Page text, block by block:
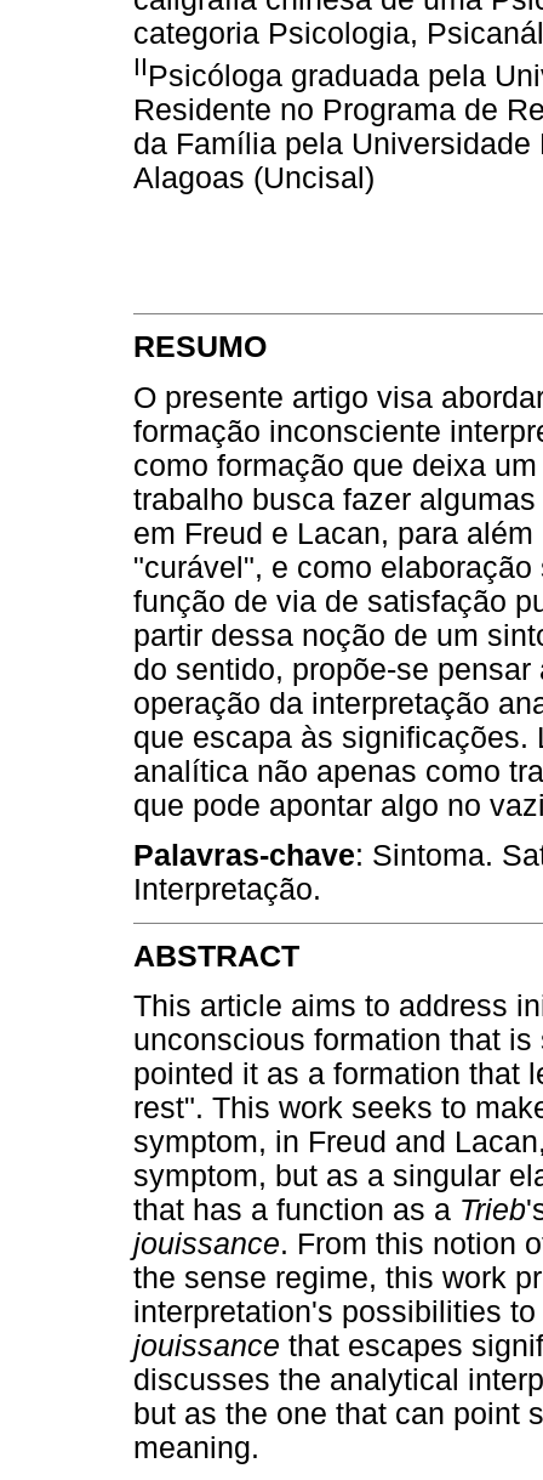
categoria Psicologia,
IIPsicóloga graduada pela
Residente no Programa de
da Família pela
Alagoas (Uncisal)
RESUMO
O presente artigo visa
formação inconsciente
como formação que deixa
trabalho busca fazer
em Freud e Lacan, para
"curável", e como
função de via de satisfação
partir dessa noção de um
do sentido, propõe-se
operação da interpretação
que escapa às significações.
analítica não apenas como
que pode apontar algo no
Palavras-chave: Sintoma.
Interpretação.
ABSTRACT
This article aims to address
unconscious formation that
pointed it as a formation that
rest". This work seeks to
symptom, in Freud and
symptom, but as a singular
that has a function as a Trieb
jouissance. From this notion
the sense regime, this work
interpretation's possibilities
jouissance that escapes
discusses the analytical
but as the one that can point
meaning.